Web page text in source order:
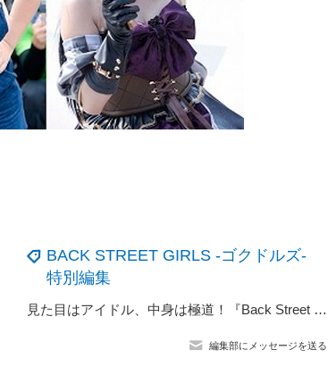
BACK STREET GIRLS -ゴクドルズ-
特別編集
見た目はアイドル、中身は極道！『Back Street Girls』の実写映画で岡本夏美＆松田るか＆坂ノ上茜が演じた魅惑の“ゴクドル”【インタビュー】
編集部にメッセージを送る